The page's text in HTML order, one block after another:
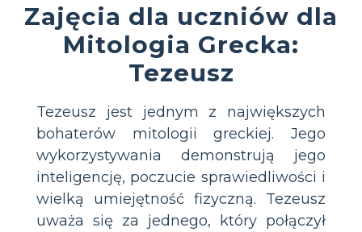
Zajęcia dla uczniów dla
Mitologia Grecka:
Tezeusz
Tezeusz jest jednym z największych
bohaterów mitologii greckiej. Jego
wykorzystywania demonstrują jego
inteligencję, poczucie sprawiedliwości i
wielką umiejętność fizyczną. Tezeusz
uważa się za jednego, który połączył